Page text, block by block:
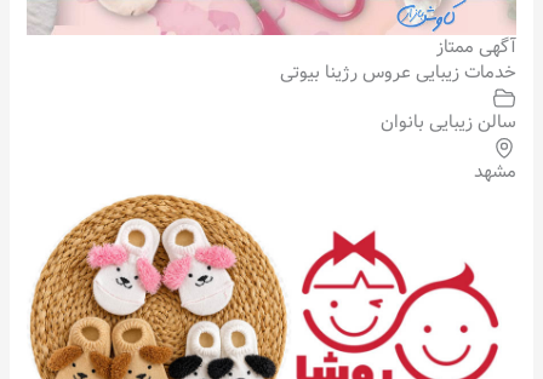
آگهی ممتاز
خدمات زیبایی عروس رژینا بیوتی
سالن زیبایی بانوان
مشهد